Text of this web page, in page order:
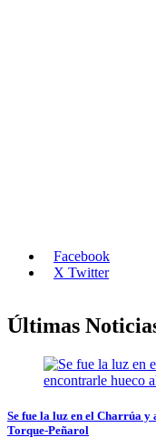
Facebook
X Twitter
Últimas
Se fue la luz en el Charrúa
Torque-Peñarol